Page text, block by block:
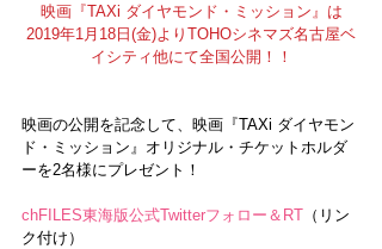
映画『TAXi ダイヤモンド・ミッション』は
2019年1月18日(金)よりTOHOシネマズ名古屋ベ
イシティ他にて全国公開！！
映画の公開を記念して、映画『TAXi ダイヤモン
ド・ミッション』オリジナル・チケットホルダ
ーを2名様にプレゼント！
chFILES東海版公式Twitterフォロー＆RT （リン
ク付け）